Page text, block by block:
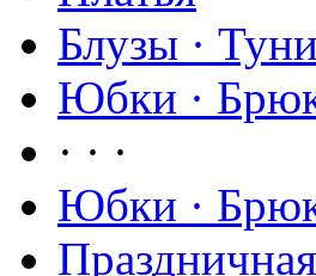
Блузы ·
Юбки ·
· · ·
Юбки ·